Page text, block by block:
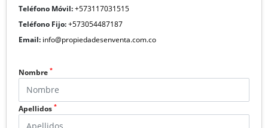
Teléfono Móvil:+573117031515
Teléfono Fijo:+573054487187
Email: info@propiedadesenventa.com.co
Nombre *
Apellidos *